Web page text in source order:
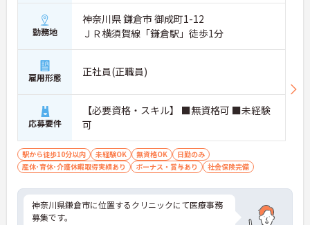
勤務地
神奈川県 鎌倉市 御成町1-12
ＪＲ横須賀線「鎌倉駅」徒歩1分
雇用形態 正社員(正職員)
応募要件
【必要資格・スキル】 ■無資格可 ■未経験
可
駅から徒歩10分以内 未経験OK 無資格OK
日勤のみ
産休･育休･介護休暇取得実績あり
ボーナス・賞与あり 社会保険完備
神奈川県鎌倉市に位置するクリニックにて医療事務
募集です。